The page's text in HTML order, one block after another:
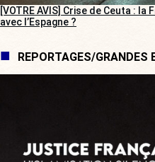
[VOTRE AVIS] Crise de Ceuta :
avec l’Espagne ?
REPORTAGES/GRANDES